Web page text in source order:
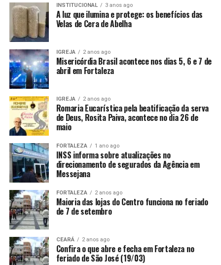
INSTITUCIONAL 3 anos ago
A luz que ilumina e protege: os benefícios das
Velas de Cera de Abelha
IGREJA 2 anos ago
Misericórdia Brasil acontece nos dias 5, 6 e 7 de
abril em Fortaleza
IGREJA 2 anos ago
Romaria Eucarística pela beatificação da serva
de Deus, Rosita Paiva, acontece no dia 26 de
maio
FORTALEZA 1 ano ago
INSS informa sobre atualizações no
direcionamento de segurados da Agência em
Messejana
FORTALEZA 2 anos ago
Maioria das lojas do Centro funciona no feriado
de 7 de setembro
CEARÁ 2 anos ago
Confira o que abre e fecha em Fortaleza no
feriado de São José (19/03)